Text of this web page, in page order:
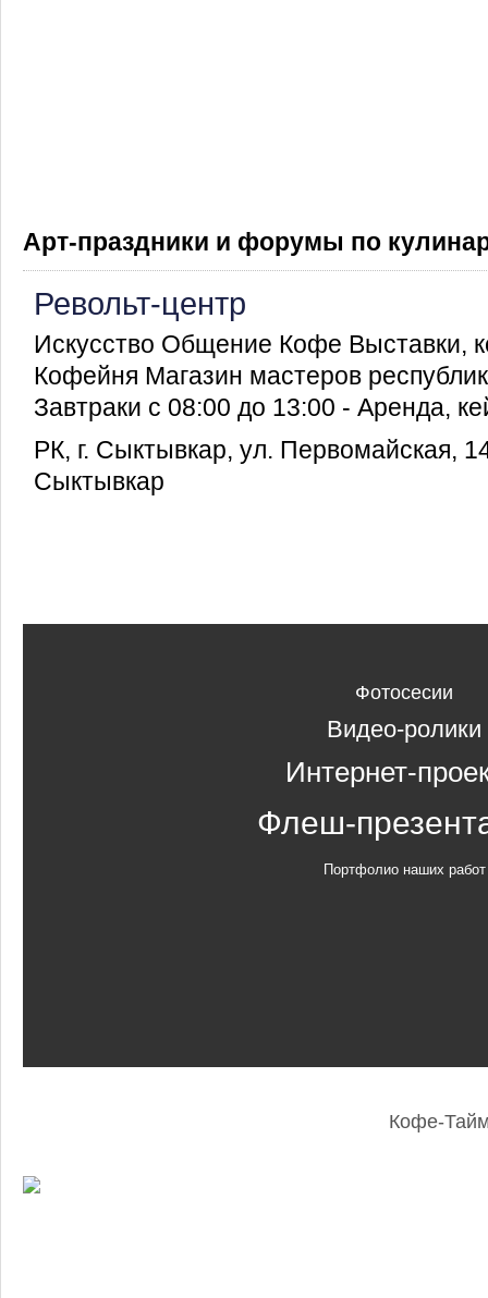
Арт-праздники и форумы по
Револьт-центр
Искусство Общение Кофе Выставки,
Кофейня Магазин мастеров
Завтраки с 08:00 до 13:00 - Аренда,
РК, г. Сыктывкар, ул. Первомайская,
Сыктывкар
Фотосесии
Видео-ролики
Интернет-
Флеш-
Портфолио наших работ
Кофе-